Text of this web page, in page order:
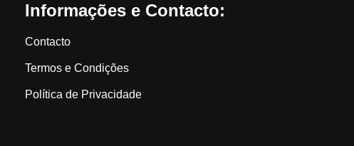
Informações e Contacto:
Contacto
Termos e Condições
Política de Privacidade